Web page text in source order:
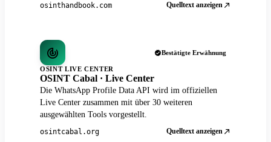
osinthandbook.com Quelltext anzeigen
Bestätigte Erwähnung
OSINT LIVE CENTER
OSINT Cabal · Live Center
Die WhatsApp Profile Data API wird im offiziellen
Live Center zusammen mit über 30 weiteren
ausgewählten Tools vorgestellt.
osintcabal.org Quelltext anzeigen